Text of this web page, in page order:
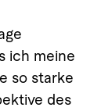
ich meine
so starke
des